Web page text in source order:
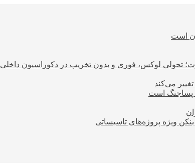
است
تحولی لوکس، فوری و بدون تخریب در دکوراسیون داخلی
می‌کند
پساجنگ است
ویژه پروژه‌های تاسیساتی